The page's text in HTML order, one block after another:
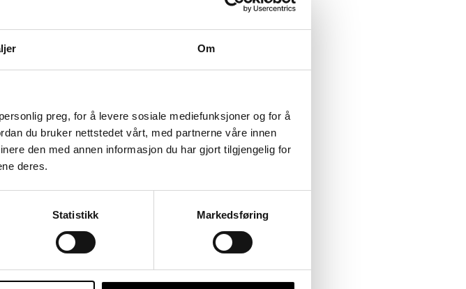
Om
preg, for å levere sosiale mediefunksjoner og for å
du bruker nettstedet vårt, med partnerne våre innen
den med annen informasjon du har gjort tilgjengelig for
deres.
Statistikk Markedsføring